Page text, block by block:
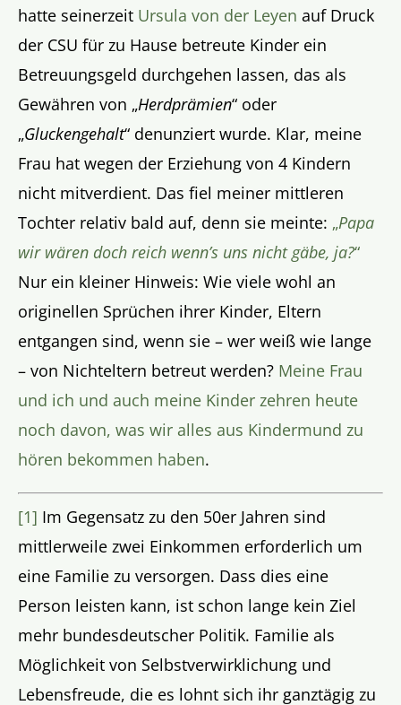
hatte seinerzeit Ursula von der Leyen auf Druck
der CSU für zu Hause betreute Kinder ein
Betreuungsgeld durchgehen lassen, das als
Gewähren von „Herdprämien“ oder
„Gluckengehalt“ denunziert wurde. Klar, meine
Frau hat wegen der Erziehung von 4 Kindern
nicht mitverdient. Das fiel meiner mittleren
Tochter relativ bald auf, denn sie meinte: „Papa
wir wären doch reich wenn’s uns nicht gäbe, ja?“
Nur ein kleiner Hinweis: Wie viele wohl an
originellen Sprüchen ihrer Kinder, Eltern
entgangen sind, wenn sie – wer weiß wie lange
– von Nichteltern betreut werden? Meine Frau
und ich und auch meine Kinder zehren heute
noch davon, was wir alles aus Kindermund zu
hören bekommen haben.
[1] Im Gegensatz zu den 50er Jahren sind
mittlerweile zwei Einkommen erforderlich um
eine Familie zu versorgen. Dass dies eine
Person leisten kann, ist schon lange kein Ziel
mehr bundesdeutscher Politik. Familie als
Möglichkeit von Selbstverwirklichung und
Lebensfreude, die es lohnt sich ihr ganztägig zu